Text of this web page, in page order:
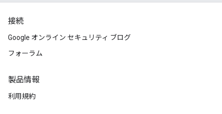
接続
Google オンライン セキュリティ ブログ
フォーラム
製品情報
利用規約